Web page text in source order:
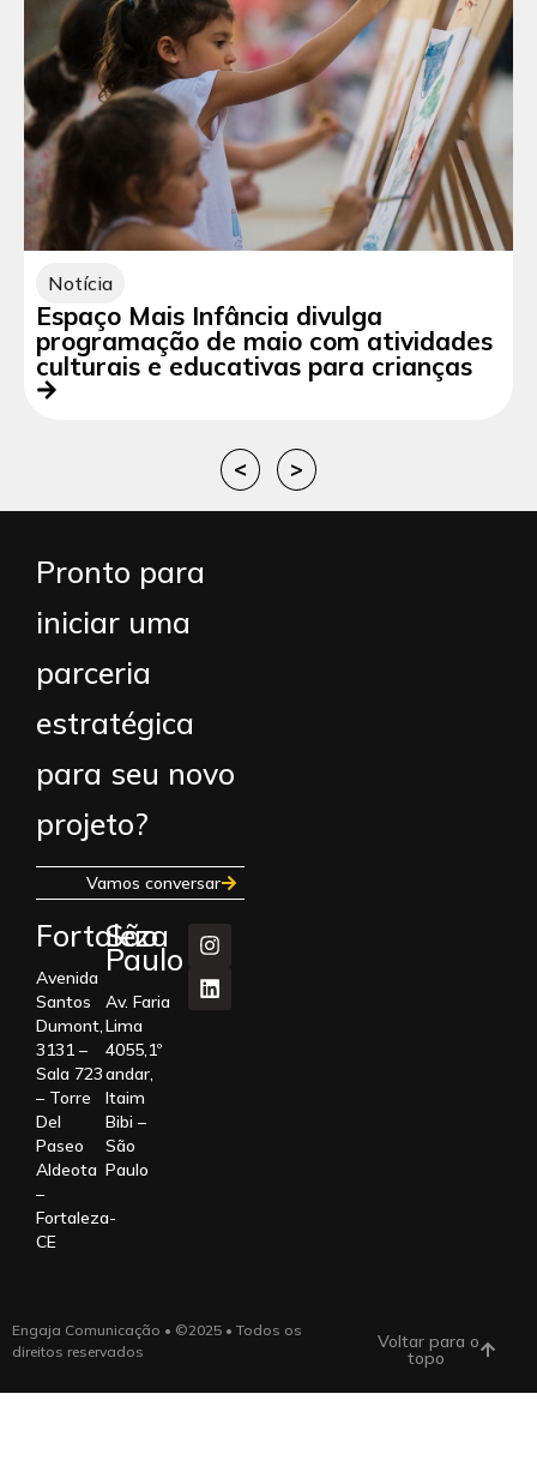
Notícia
Espaço Mais Infância divulga
programação de maio com atividades
culturais e educativas para crianças
< >
Pronto para
iniciar uma
parceria
estratégica
para seu novo
projeto?
Vamos conversar
Fortaleza
Avenida
Santos
Dumont,
3131 –
Sala 723
– Torre
Del
Paseo
Aldeota
–
Fortaleza-
CE
São
Paulo
Av. Faria
Lima
4055,1º
andar,
Itaim
Bibi –
São
Paulo
Engaja Comunicação • ©2025 • Todos os
direitos reservados
Voltar para o
topo